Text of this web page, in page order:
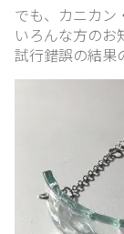
お
わ
せ
でも、カニカン
いろんな方のお
試行錯誤の結果